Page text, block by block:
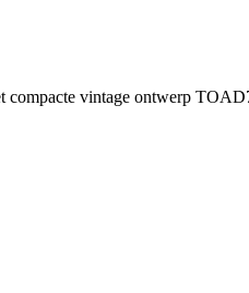
vintage ontwerp